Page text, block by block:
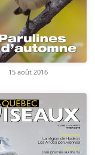
15 août 2016